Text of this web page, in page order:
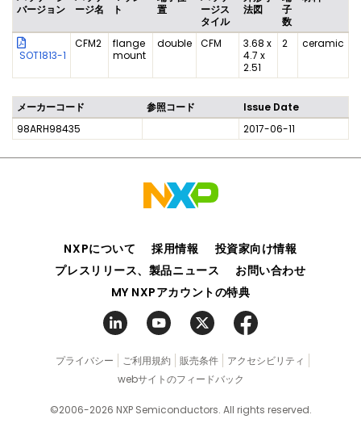
バージョン
ージ名
ト
置
ージス
タイル
法図
子
数
SOT1813-1
CFM2
flange
mount
double CFM
3.68 x
4.7 x
2.51
2 ceramic
メーカーコード 参照コード
Issue Date
98ARH98435
2017-06-11
NXPについて 採用情報
投資家向け情報
プレスリリース、製品ニュース
お問い合わせ
MY NXPアカウントの特典
プライバシー ご利用規約 販売条件
アクセシビリティ
webサイトのフィードバック
©2006-2026 NXP Semiconductors. All rights reserved.